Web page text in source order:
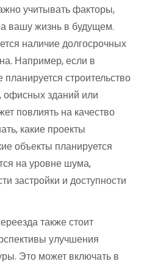
учитывать факторы,
вашу жизнь в будущем.
наличие долгосрочных
Например, если в
строительство
зданий или
повлиять на качество
какие проекты
объекты планируется
на уровне шума,
застройки и доступности
также стоит
улучшения
Это может включать в